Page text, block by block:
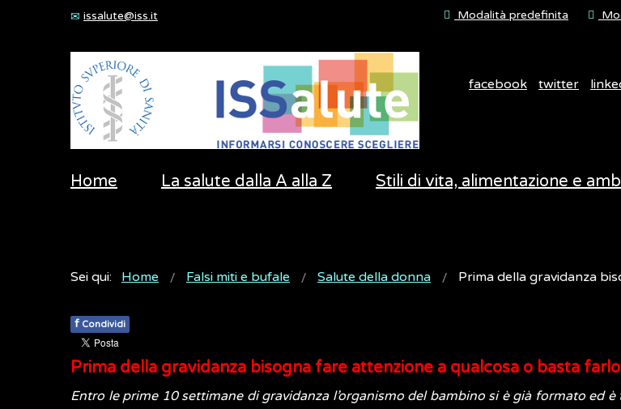
issalute@iss.it Modalità predefinita
facebook twitter
Home La salute dalla A alla Z Stili di vita, alimentazione e
Sei qui: Home Falsi miti e bufale Salute della donna Prima della gravidanza
f Condividi
Prima della gravidanza bisogna fare attenzione a qualcosa o basta
Entro le prime 10 settimane di gravidanza l’organismo del bambino si è già formato ed